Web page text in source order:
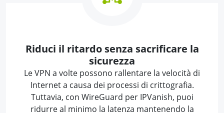
Riduci il ritardo senza sacrificare la
sicurezza
Le VPN a volte possono rallentare la velocità di
Internet a causa dei processi di crittografia.
Tuttavia, con WireGuard per IPVanish, puoi
ridurre al minimo la latenza mantenendo la